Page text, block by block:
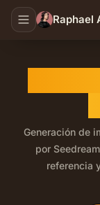
Raphael
Generación de
por
referencia